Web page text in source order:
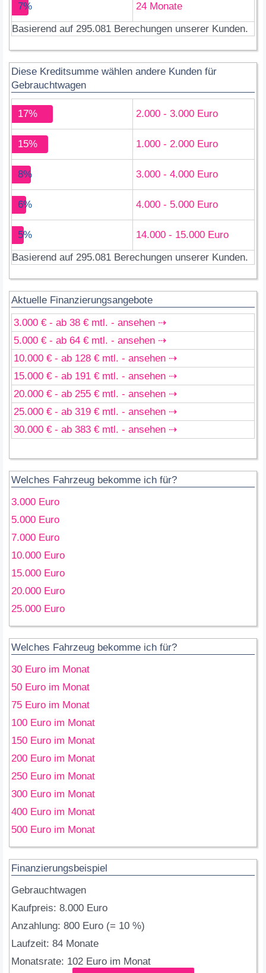
7%
24 Monate
Basierend auf 295.081 Berechungen unserer Kunden.
Diese Kreditsumme wählen andere Kunden für
Gebrauchtwagen
17% 2.000 - 3.000 Euro
15% 1.000 - 2.000 Euro
8% 3.000 - 4.000 Euro
6% 4.000 - 5.000 Euro
5%
14.000 - 15.000 Euro
Basierend auf 295.081 Berechungen unserer Kunden.
Aktuelle Finanzierungsangebote
3.000 € - ab 38 € mtl. - ansehen ⇢
5.000 € - ab 64 € mtl. - ansehen ⇢
10.000 € - ab 128 € mtl. - ansehen ⇢
15.000 € - ab 191 € mtl. - ansehen ⇢
20.000 € - ab 255 € mtl. - ansehen ⇢
25.000 € - ab 319 € mtl. - ansehen ⇢
30.000 € - ab 383 € mtl. - ansehen ⇢
Welches Fahrzeug bekomme ich für?
3.000 Euro
5.000 Euro
7.000 Euro
10.000 Euro
15.000 Euro
20.000 Euro
25.000 Euro
Welches Fahrzeug bekomme ich für?
30 Euro im Monat
50 Euro im Monat
75 Euro im Monat
100 Euro im Monat
150 Euro im Monat
200 Euro im Monat
250 Euro im Monat
300 Euro im Monat
400 Euro im Monat
500 Euro im Monat
Finanzierungsbeispiel
Gebrauchtwagen
Kaufpreis: 8.000 Euro
Anzahlung: 800 Euro (= 10 %)
Laufzeit: 84 Monate
Monatsrate: 102 Euro im Monat